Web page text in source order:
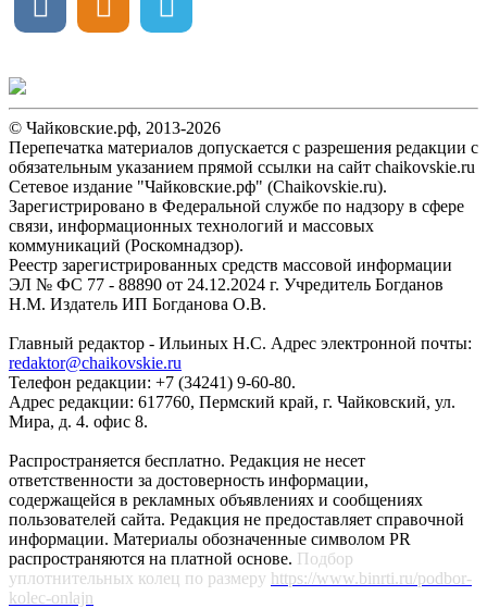
© Чайковские.рф, 2013-2026
Перепечатка материалов допускается с разрешения редакции с
обязательным указанием прямой ссылки на сайт chaikovskie.ru
Сетевое издание "Чайковские.рф" (Chaikovskie.ru).
Зарегистрировано в Федеральной службе по надзору в сфере
связи, информационных технологий и массовых
коммуникаций (Роскомнадзор).
Реестр зарегистрированных средств массовой информации
ЭЛ № ФС 77 - 88890 от 24.12.2024 г. Учредитель Богданов
Н.М. Издатель ИП Богданова О.В.
Главный редактор - Ильиных Н.С. Адрес электронной почты:
redaktor@chaikovskie.ru
Телефон редакции: +7 (34241) 9-60-80.
Адрес редакции: 617760, Пермский край, г. Чайковский, ул.
Мира, д. 4. офис 8.
Распространяется бесплатно. Редакция не несет
ответственности за достоверность информации,
содержащейся в рекламных объявлениях и сообщениях
пользователей сайта. Редакция не предоставляет справочной
информации. Материалы обозначенные символом PR
распространяются на платной основе. Подбор
уплотнительных колец по размеру https://www.binrti.ru/podbor-
kolec-onlajn